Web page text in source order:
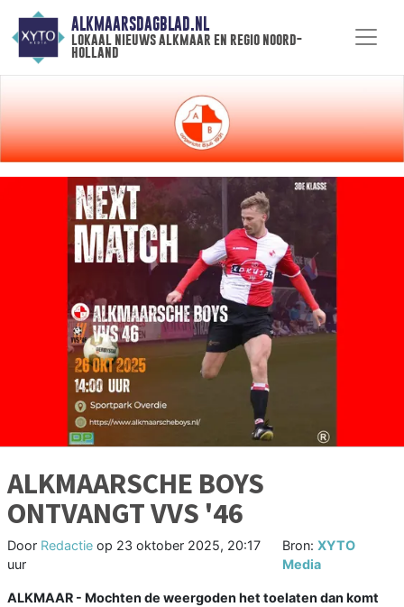
ALKMAARSDAGBLAD.NL
lokaal nieuws alkmaar en regio noord-
holland
ALKMAARSCHE BOYS
ONTVANGT VVS '46
Door Redactie op 23 oktober 2025, 20:17
uur
Bron:XYTO
Media
ALKMAAR - Mochten de weergoden het toelaten dan komt